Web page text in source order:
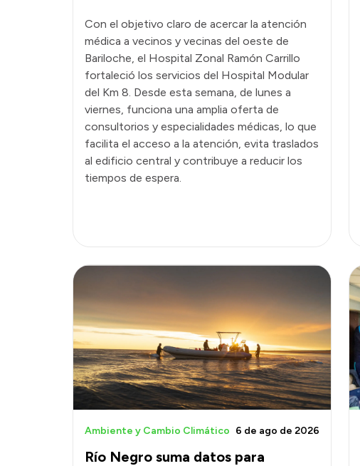
Con el objetivo claro de acercar la atención
médica a vecinos y vecinas del oeste de
Bariloche, el Hospital Zonal Ramón Carrillo
fortaleció los servicios del Hospital Modular
del Km 8. Desde esta semana, de lunes a
viernes, funciona una amplia oferta de
consultorios y especialidades médicas, lo que
facilita el acceso a la atención, evita traslados
al edificio central y contribuye a reducir los
tiempos de espera.
Río Negro suma datos para
Ambiente y Cambio Climático 6 de ago de 2026